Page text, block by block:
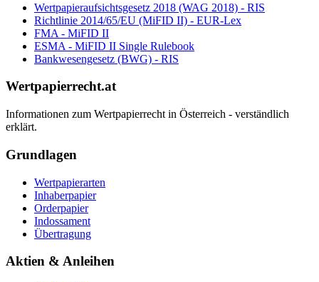
Wertpapieraufsichtsgesetz 2018 (WAG 2018) - RIS
Richtlinie 2014/65/EU (MiFID II) - EUR-Lex
FMA - MiFID II
ESMA - MiFID II Single Rulebook
Bankwesengesetz (BWG) - RIS
Wertpapierrecht.at
Informationen zum Wertpapierrecht in Österreich - verständlich
erklärt.
Grundlagen
Wertpapierarten
Inhaberpapier
Orderpapier
Indossament
Übertragung
Aktien & Anleihen